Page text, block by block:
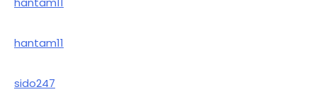
hantam11
sido247